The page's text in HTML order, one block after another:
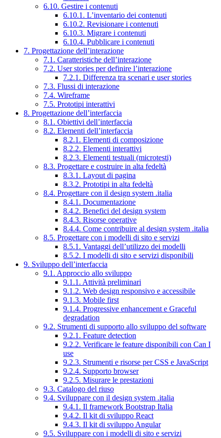
6.10. Gestire i contenuti
6.10.1. L’inventario dei contenuti
6.10.2. Revisionare i contenuti
6.10.3. Migrare i contenuti
6.10.4. Pubblicare i contenuti
7. Progettazione dell’interazione
7.1. Caratteristiche dell’interazione
7.2. User stories per definire l’interazione
7.2.1. Differenza tra scenari e user stories
7.3. Flussi di interazione
7.4. Wireframe
7.5. Prototipi interattivi
8. Progettazione dell’interfaccia
8.1. Obiettivi dell’interfaccia
8.2. Elementi dell’interfaccia
8.2.1. Elementi di composizione
8.2.2. Elementi interattivi
8.2.3. Elementi testuali (microtesti)
8.3. Progettare e costruire in alta fedeltà
8.3.1. Layout di pagina
8.3.2. Prototipi in alta fedeltà
8.4. Progettare con il design system .italia
8.4.1. Documentazione
8.4.2. Benefici del design system
8.4.3. Risorse operative
8.4.4. Come contribuire al design system .italia
8.5. Progettare con i modelli di sito e servizi
8.5.1. Vantaggi dell’utilizzo dei modelli
8.5.2. I modelli di sito e servizi disponibili
9. Sviluppo dell’interfaccia
9.1. Approccio allo sviluppo
9.1.1. Attività preliminari
9.1.2. Web design responsivo e accessibile
9.1.3. Mobile first
9.1.4. Progressive enhancement e Graceful
degradation
9.2. Strumenti di supporto allo sviluppo del software
9.2.1. Feature detection
9.2.2. Verificare le feature disponibili con Can I
use
9.2.3. Strumenti e risorse per CSS e JavaScript
9.2.4. Supporto browser
9.2.5. Misurare le prestazioni
9.3. Catalogo del riuso
9.4. Sviluppare con il design system .italia
9.4.1. Il framework Bootstrap Italia
9.4.2. Il kit di sviluppo React
9.4.3. Il kit di sviluppo Angular
9.5. Sviluppare con i modelli di sito e servizi